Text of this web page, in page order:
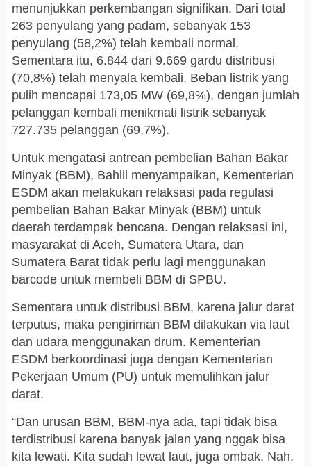
menunjukkan perkembangan signifikan. Dari total
263 penyulang yang padam, sebanyak 153
penyulang (58,2%) telah kembali normal.
Sementara itu, 6.844 dari 9.669 gardu distribusi
(70,8%) telah menyala kembali. Beban listrik yang
pulih mencapai 173,05 MW (69,8%), dengan jumlah
pelanggan kembali menikmati listrik sebanyak
727.735 pelanggan (69,7%).
Untuk mengatasi antrean pembelian Bahan Bakar
Minyak (BBM), Bahlil menyampaikan, Kementerian
ESDM akan melakukan relaksasi pada regulasi
pembelian Bahan Bakar Minyak (BBM) untuk
daerah terdampak bencana. Dengan relaksasi ini,
masyarakat di Aceh, Sumatera Utara, dan
Sumatera Barat tidak perlu lagi menggunakan
barcode untuk membeli BBM di SPBU.
Sementara untuk distribusi BBM, karena jalur darat
terputus, maka pengiriman BBM dilakukan via laut
dan udara menggunakan drum. Kementerian
ESDM berkoordinasi juga dengan Kementerian
Pekerjaan Umum (PU) untuk memulihkan jalur
darat.
“Dan urusan BBM, BBM-nya ada, tapi tidak bisa
terdistribusi karena banyak jalan yang nggak bisa
kita lewati. Kita sudah lewat laut, juga ombak. Nah,